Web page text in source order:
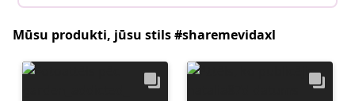
Mūsu produkti, jūsu stils #sharemevidaxl